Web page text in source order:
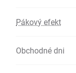
Pákový efekt
Obchodné dni